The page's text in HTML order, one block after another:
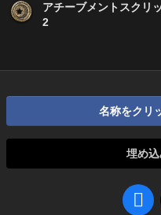
アチーブメントスクリ
2
名称をクリ
埋め